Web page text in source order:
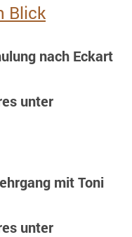
Blick
nach Eckart
mit Toni